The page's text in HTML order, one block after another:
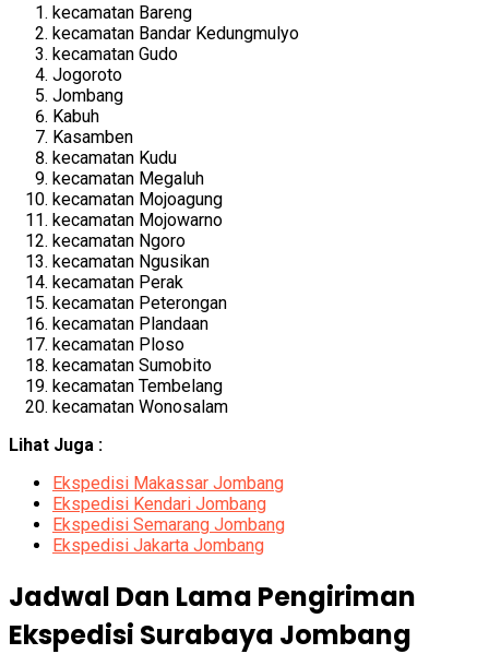
kecamatan Bareng
kecamatan Bandar Kedungmulyo
kecamatan Gudo
Jogoroto
Jombang
Kabuh
Kasamben
kecamatan Kudu
kecamatan Megaluh
kecamatan Mojoagung
kecamatan Mojowarno
kecamatan Ngoro
kecamatan Ngusikan
kecamatan Perak
kecamatan Peterongan
kecamatan Plandaan
kecamatan Ploso
kecamatan Sumobito
kecamatan Tembelang
kecamatan Wonosalam
Lihat Juga :
Ekspedisi Makassar Jombang
Ekspedisi Kendari Jombang
Ekspedisi Semarang Jombang
Ekspedisi Jakarta Jombang
Jadwal Dan Lama Pengiriman
Ekspedisi Surabaya Jombang